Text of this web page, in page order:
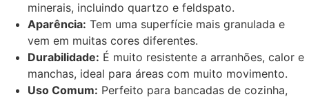
minerais, incluindo quartzo e feldspato.
Aparência: Tem uma superfície mais granulada e
vem em muitas cores diferentes.
Durabilidade: É muito resistente a arranhões, calor e
manchas, ideal para áreas com muito movimento.
Uso Comum: Perfeito para bancadas de cozinha,